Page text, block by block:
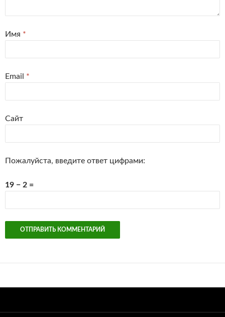
Имя *
Email *
Сайт
Пожалуйста, введите ответ цифрами:
19 − 2 =